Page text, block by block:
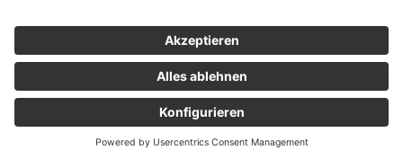
Mitarbeitern bearbeitet. Sie erhalten in jedem Fall ein Angebot bzw.
eine Auftragsbestätigung.
Produktabbildungen von Gebrauchtartikeln entsprechen nicht immer
der vorrätigen Ware - sie können ähnliche Produkte zeigen.
© 2026 schaltec GmbH |Impressum